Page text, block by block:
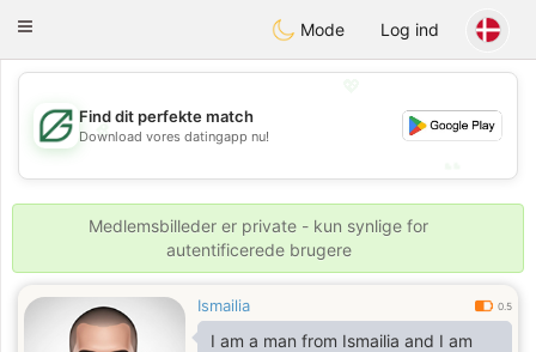
GulfDating
Toggle
Mode Log ind
💖
💕
Find dit perfekte match
Download vores datingapp nu!
Medlemsbilleder er private - kun synlige for
autentificerede brugere
Ismailia 0.5
I am a man from Ismailia and I am